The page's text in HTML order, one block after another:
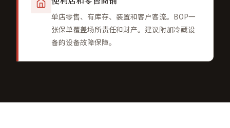
单店零售、有库存、装置和客户客流。BOP一
张保单覆盖场所责任和财产。建议附加冷藏设
备的设备故障保障。